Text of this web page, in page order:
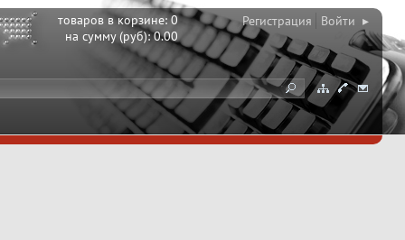
товаров в корзине:0
на сумму (руб):0.00
Регистрация Войти ▸